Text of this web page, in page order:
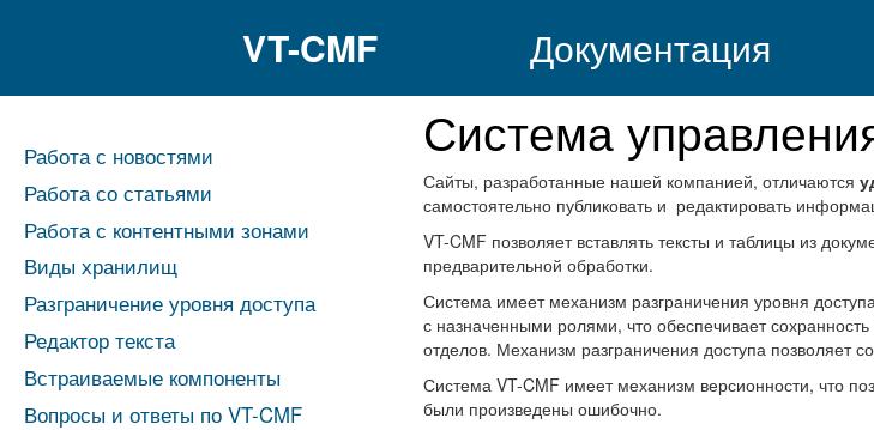
VT-CMF Документация
Работа с новостями
Работа со статьями
Работа с контентными зонами
Виды хранилищ
Разграничение уровня доступа
Редактор текста
Встраиваемые компоненты
Вопросы и ответы по VT-CMF
Система
Сайты, разработанные нашей компанией, отличаются
самостоятельно публиковать и редактировать
VT-CMF позволяет вставлять тексты и таблицы из
предварительной обработки.
Система имеет механизм разграничения уровня
с назначенными ролями, что обеспечивает
отделов. Механизм разграничения доступа позволяет
Система VT-CMF имеет механизм версионности, что
были произведены ошибочно.